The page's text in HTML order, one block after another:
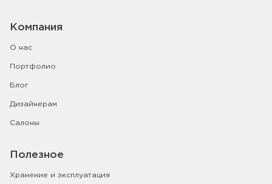
Компания
О нас
Портфолио
Блог
Дизайнерам
Салоны
Полезное
Хранение и эксплуатация